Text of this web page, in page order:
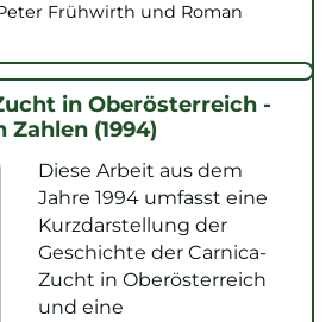
Frühwirth und Roman
in Oberösterreich -
(1994)
Diese Arbeit aus dem
Jahre 1994 umfasst eine
Kurzdarstellung der
Geschichte der Carnica-
Zucht in Oberösterreich
und eine